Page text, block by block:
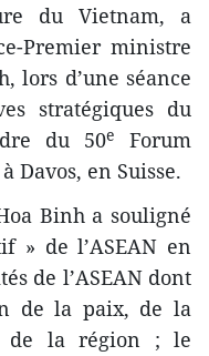
du Vietnam, a
Premier ministre
lors d’une séance
stratégiques du
du 50e
Forum
Davos, en Suisse.
Binh a souligné
» de l’ASEAN en
de l’ASEAN dont
de la paix, de la
de la région ; le